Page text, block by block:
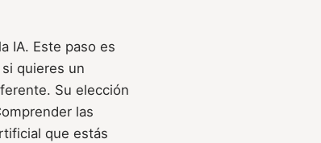
IA. Este paso es
quieres un
Su elección
las
que estás